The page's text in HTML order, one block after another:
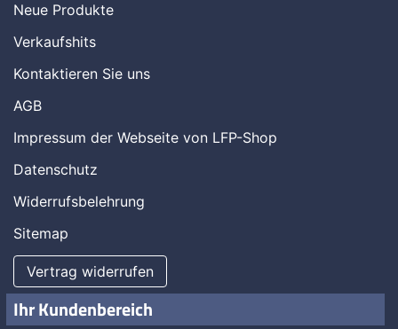
Neue Produkte
Verkaufshits
Kontaktieren Sie uns
AGB
Impressum der Webseite von LFP-Shop
Datenschutz
Widerrufsbelehrung
Sitemap
Vertrag widerrufen
Ihr Kundenbereich